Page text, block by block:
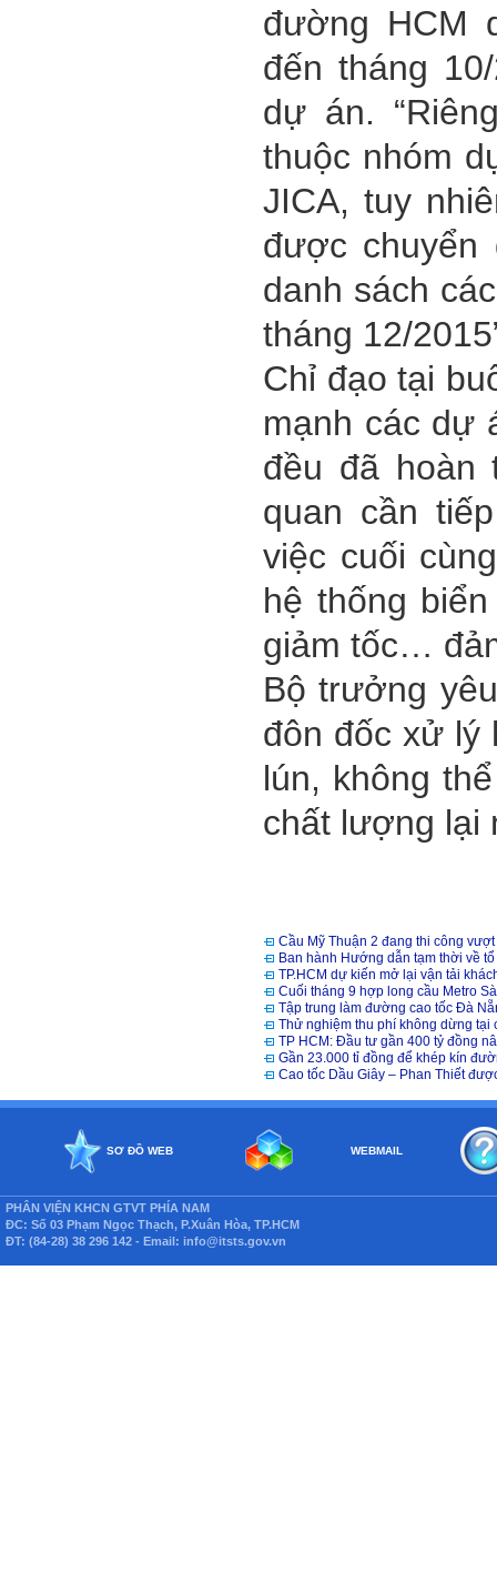
đường HCM
đến tháng
dự án.
thuộc nhóm
JICA, tuy
được
danh sách
tháng 12/
Chỉ đạo tại
mạnh các dự
đều đã hoàn
quan cần
việc cuối
hệ thống
giảm tốc…
Bộ trưởng
đôn đốc xử lý
lún, không
chất lượng lại
Cầu Mỹ Thuận 2 đang thi công
Ban hành Hướng dẫn tạm thời về
TP.HCM dự kiến mở lại vận tải
Cuối tháng 9 hợp long cầu Metro
Tập trung làm đường cao tốc Đà
Thử nghiệm thu phí không dừng tại
TP HCM: Đầu tư gần 400 tỷ đồng
Gần 23.000 tỉ đồng để khép kín
Cao tốc Dầu Giây – Phan Thiết
SƠ ĐỒ WEB WEBMAIL
PHÂN VIỆN KHCN GTVT PHÍA NAM
ĐC: Số 03 Phạm Ngọc Thạch, P.Xuân Hòa, TP.HCM
ĐT: (84-28) 38 296 142 - Email: info@itsts.gov.vn